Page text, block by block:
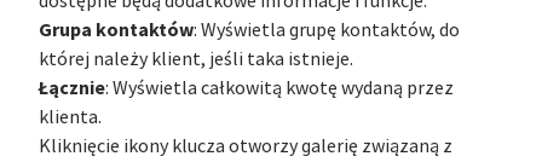
Grupa kontaktów: Wyświetla grupę kontaktów, do
której należy klient, jeśli taka istnieje.
Łącznie: Wyświetla całkowitą kwotę wydaną przez
klienta.
Kliknięcie ikony klucza otworzy galerię związaną z